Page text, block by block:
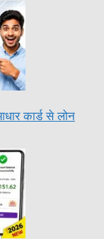
कार्ड से लोन